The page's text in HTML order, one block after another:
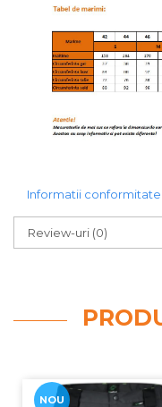
Informatii
Review-uri (0)
NOU